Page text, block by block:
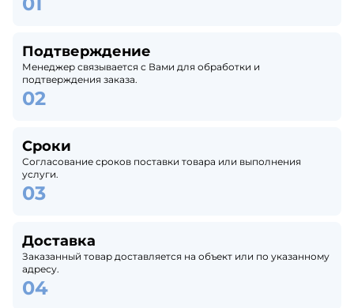
Подтверждение
Менеджер связывается с Вами для обработки и
подтверждения заказа.
Сроки
Согласование сроков поставки товара или выполнения
услуги.
Доставка
Заказанный товар доставляется на объект или по указанному
адресу.